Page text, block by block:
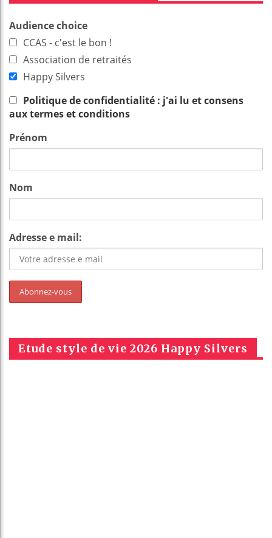
Audience choice
CCAS - c'est le bon !
Association de retraités
Happy Silvers
Politique de confidentialité : j'ai lu et consens
aux termes et conditions
Prénom
Nom
Adresse e mail:
Etude style de vie 2026 Happy Silvers